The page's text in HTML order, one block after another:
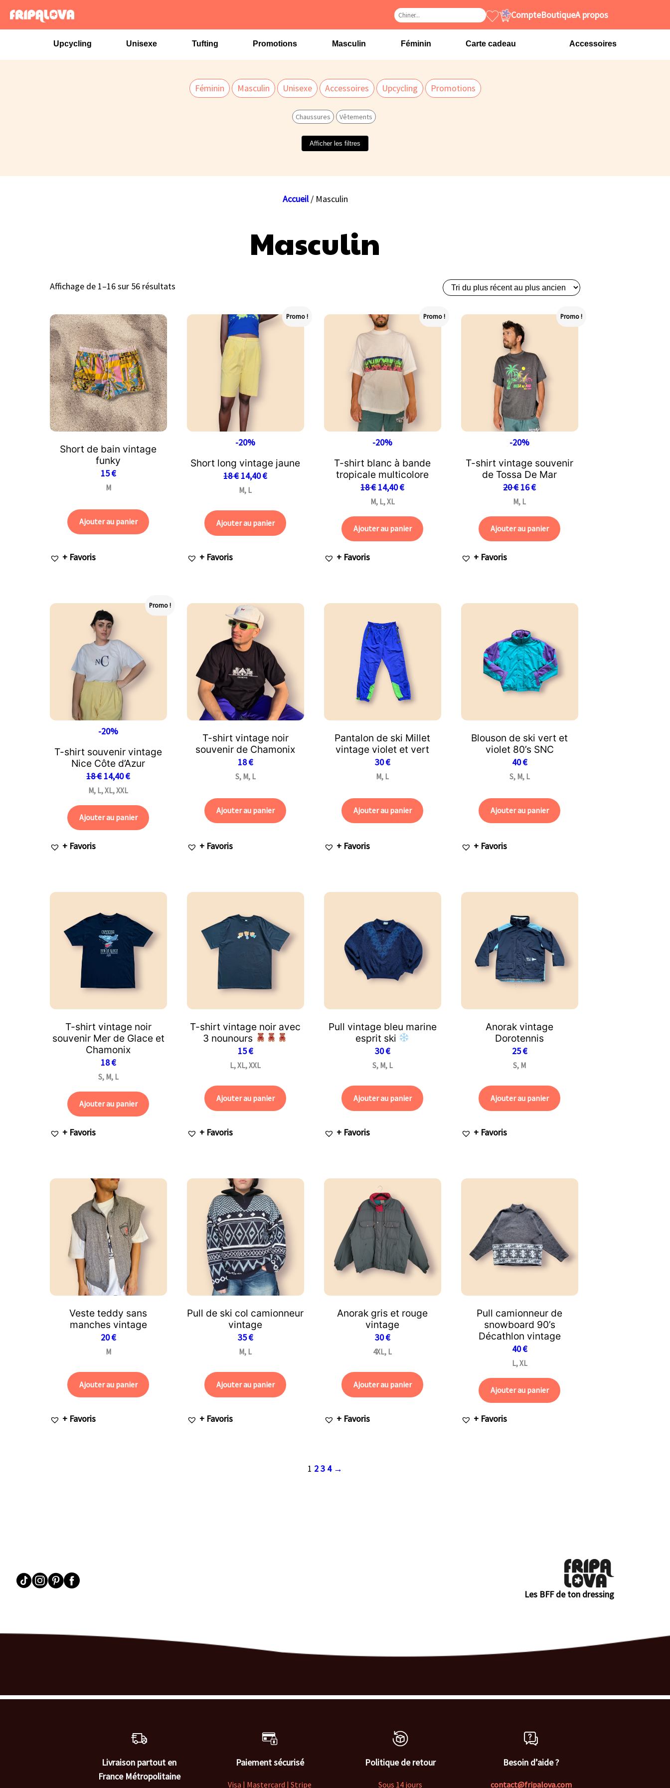
CompteBoutiqueA propos
Upcycling Unisexe Tufting Promotions Masculin Féminin Carte cadeau Accessoires
Féminin Masculin Unisexe Accessoires Upcycling Promotions
Chaussures Vêtements
Afficher les filtres
Accueil/ Masculin
Masculin
Affichage de 1–16 sur 56 résultats
Short de bain vintage
funky
15€
M
Ajouter au panier
+ Favoris
Promo !
-20%
Short long vintage jaune
18€ 14,40€
M, L
Ajouter au panier
+ Favoris
Promo !
-20%
T-shirt blanc à bande
tropicale multicolore
18€ 14,40€
M, L, XL
Ajouter au panier
+ Favoris
Promo !
-20%
T-shirt vintage souvenir
de Tossa De Mar
20€ 16€
M, L
Ajouter au panier
+ Favoris
Promo !
-20%
T-shirt souvenir vintage
Nice Côte d’Azur
18€ 14,40€
M, L, XL, XXL
Ajouter au panier
+ Favoris
T-shirt vintage noir
souvenir de Chamonix
18€
S, M, L
Ajouter au panier
+ Favoris
Pantalon de ski Millet
vintage violet et vert
30€
M, L
Ajouter au panier
+ Favoris
Blouson de ski vert et
violet 80’s SNC
40€
S, M, L
Ajouter au panier
+ Favoris
T-shirt vintage noir
souvenir Mer de Glace et
Chamonix
18€
S, M, L
Ajouter au panier
+ Favoris
T-shirt vintage noir avec
3 nounours
15€
L, XL, XXL
Ajouter au panier
+ Favoris
Pull vintage bleu marine
esprit ski
30€
S, M, L
Ajouter au panier
+ Favoris
Anorak vintage
Dorotennis
25€
S, M
Ajouter au panier
+ Favoris
Veste teddy sans
manches vintage
20€
M
Ajouter au panier
+ Favoris
Pull de ski col camionneur
vintage
35€
M, L
Ajouter au panier
+ Favoris
Anorak gris et rouge
vintage
30€
4XL, L
Ajouter au panier
+ Favoris
Pull camionneur de
snowboard 90’s
Décathlon vintage
40€
L, XL
Ajouter au panier
+ Favoris
1 23 4 →
Les BFF de ton dressing
Livraison partout en
France Métropolitaine
Paiement sécurisé
Visa | Mastercard | Stripe
Politique de retour
Sous 14 jours
Besoin d’aide ?
contact@fripalova.com